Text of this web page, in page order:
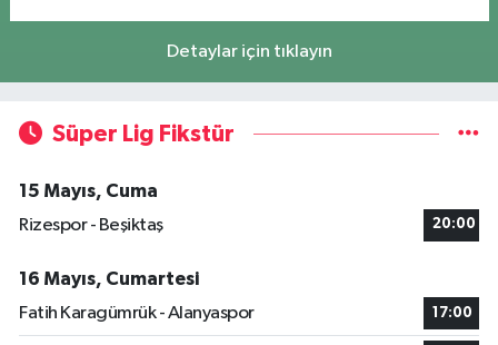
Detaylar için tıklayın
Süper Lig Fikstür
15 Mayıs, Cuma
Rizespor - Beşiktaş
20:00
16 Mayıs, Cumartesi
Fatih Karagümrük - Alanyaspor
17:00